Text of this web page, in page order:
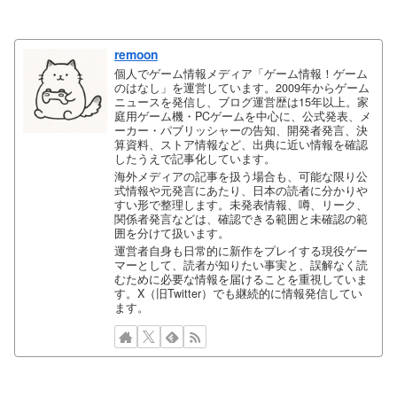
remoon
個人でゲーム情報メディア「ゲーム情報！ゲーム
のはなし」を運営しています。2009年からゲーム
ニュースを発信し、ブログ運営歴は15年以上。家
庭用ゲーム機・PCゲームを中心に、公式発表、メ
ーカー・パブリッシャーの告知、開発者発言、決
算資料、ストア情報など、出典に近い情報を確認
したうえで記事化しています。
海外メディアの記事を扱う場合も、可能な限り公
式情報や元発言にあたり、日本の読者に分かりや
すい形で整理します。未発表情報、噂、リーク、
関係者発言などは、確認できる範囲と未確認の範
囲を分けて扱います。
運営者自身も日常的に新作をプレイする現役ゲー
マーとして、読者が知りたい事実と、誤解なく読
むために必要な情報を届けることを重視していま
す。X（旧Twitter）でも継続的に情報発信してい
ます。